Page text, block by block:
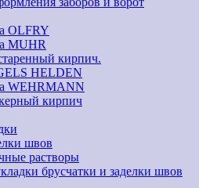
OLFRY
MUHR
кирпич.
HELDEN
WEHRMANN
кирпич
швов
растворы
брусчатки и заделки швов